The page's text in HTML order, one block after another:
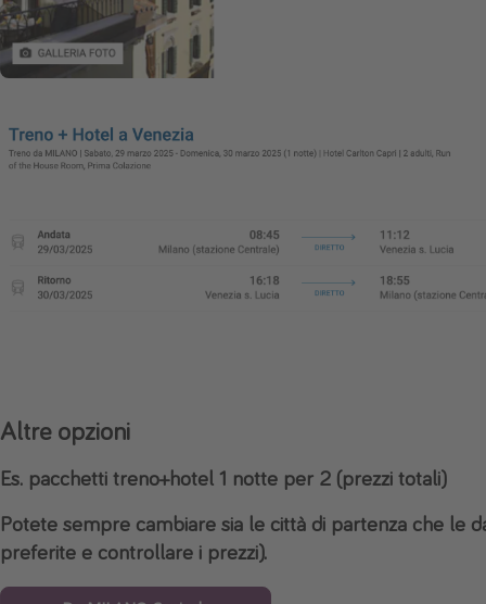
Altre opzioni
Es. pacchetti treno+hotel 1 notte per 2 (prezzi totali)
Potete sempre cambiare sia le città di partenza che le
preferite e controllare i prezzi).